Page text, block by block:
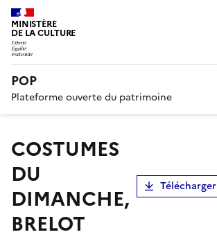
MINISTÈRE
DE LA CULTURE
POP
Plateforme ouverte du patrimoine
COSTUMES
DU
DIMANCHE,
BRELOT
Télécharger